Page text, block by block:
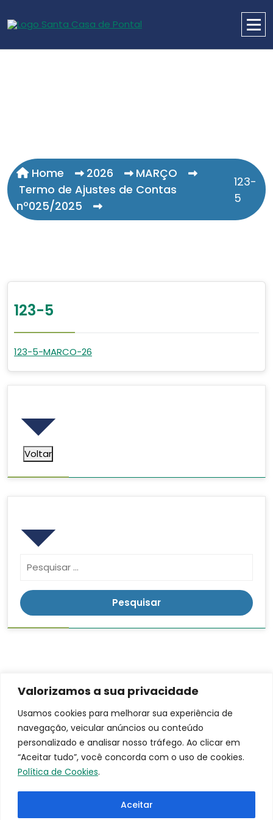
Valorizamos a sua privacidade
Usamos cookies para melhorar sua experiência de
navegação, veicular anúncios ou conteúdo
personalizado e analisar nosso tráfego. Ao clicar em
“Aceitar tudo”, você concorda com o uso de cookies.
Política de Cookies.
Aceitar
Home 2026
MARÇO
Termo de Ajustes de Contas
nº025/2025
123-
5
123-5
123-5-MARCO-26
Voltar
Contato
(16)
3953-
9100
santacasa@iscmpontal.com.br
Endereço
Rua:
Ananias da
Costa
Centro
Cidade:
LGPD